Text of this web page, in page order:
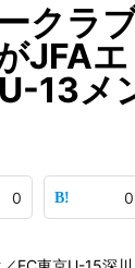
クラ
JFAエ
13メ
0 0